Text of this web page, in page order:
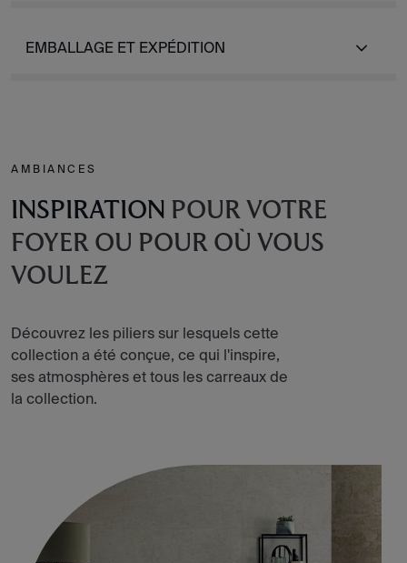
EMBALLAGE ET EXPÉDITION
AMBIANCES
INSPIRATION POUR VOTRE
FOYER OU POUR OÙ VOUS
VOULEZ
Découvrez les piliers sur lesquels cette
collection a été conçue, ce qui l'inspire,
ses atmosphères et tous les carreaux de
la collection.